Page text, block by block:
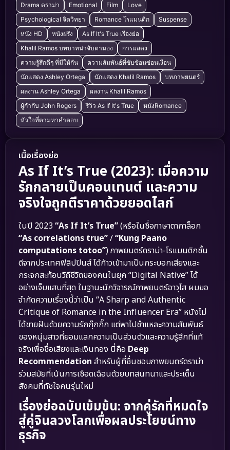
Drama ดราม่า Emotional Film
Love
Psychological จิตวิทยา
Romance โรแมนติก
Suspense
หนัง HD
หนังฝรั่ง
As If It's True เรื่องย่อ
Khalil Ramos บทบาทน่าจับตามอง
การแสดง
ความรู้สึกดีๆ ที่มีให้กัน
ความสัมพันธ์ที่ซับซ้อนซ่อนเงื่อน
นักแสดง Ashley Ortega
นักแสดง Khalil Ramos
บทภาพยนตร์
ผลงาน Ashley Ortega
ผลงาน Khalil Ramos
ผู้กำกับ John Rogers
รีวิว As If It's True
หนังRomance
หัวใจที่ตามหาคำตอบ
เนื้อเรื่องย่อ
As If It’s True (2023): เมื่อความ
รักกลายเป็นคอนเทนต์ และความ
จริงใจถูกตีราคาด้วยยอดไลก์
ในปี 2023 “As If It’s True”(หรือในชื่อภาษาตากาล็อก
“As correlations true”/“Kung Paano
computations totoo”) ภาพยนตร์ดราม่า-โรแมนติกชั้น
ดีจากประเทศฟิลิปปินส์ ได้ก้าวเข้ามาเป็นกระบอกเสียงและ
กระจกสะท้อนวิถีชีวิตของคนในยุค “Digital Native” ได้
อย่างเจ็บแสบที่สุด ในฐานะนักวิจารณ์ภาพยนตร์อาวุโส ผมขอ
จำกัดความเรื่องนี้ว่าเป็น “A Sharp and Authentic
Critique of Romance in the Influencer Era” หนังไม่
ได้ขายฝันด้วยความรักกุ๊กกิ๊ก แต่พาไปชำแหละความสัมพันธ์
ของหนุ่มสาวที่ยอมแลกความเป็นส่วนตัวและความรู้สึกที่แท้
จริงเพื่อชื่อเสียงและเงินทอง นี่คือ Deep
Recommendation สำหรับผู้ที่ชื่นชอบภาพยนตร์ดราม่า
ร่วมสมัยที่เน้นการเชือดเฉือนด้วยบทสนทนาและประเด็น
สังคมที่ทัชใจคนรุ่นใหม่
เรื่องย่อฉบับเข้มข้น: จากคู่รักที่หมดใจ
สู่คู่จินลวงโลกเพื่อผลประโยชน์ทาง
ธุรกิจ